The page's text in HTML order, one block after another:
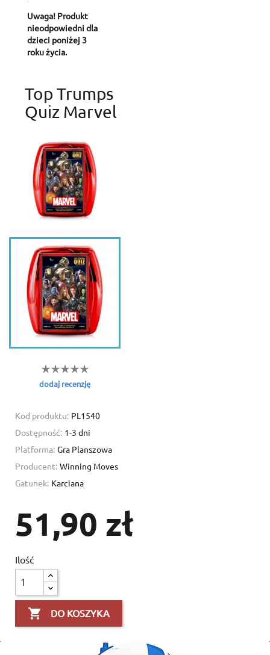
Uwaga! Produkt
nieodpowiedni dla
dzieci poniżej 3
roku życia.
Top Trumps
Quiz Marvel
dodaj recenzję
Kod produktu: PL1540
Dostępność: 1-3 dni
Platforma: Gra Planszowa
Producent: Winning Moves
Gatunek: Karciana
51,90 zł
Ilość
 DO KOSZYKA